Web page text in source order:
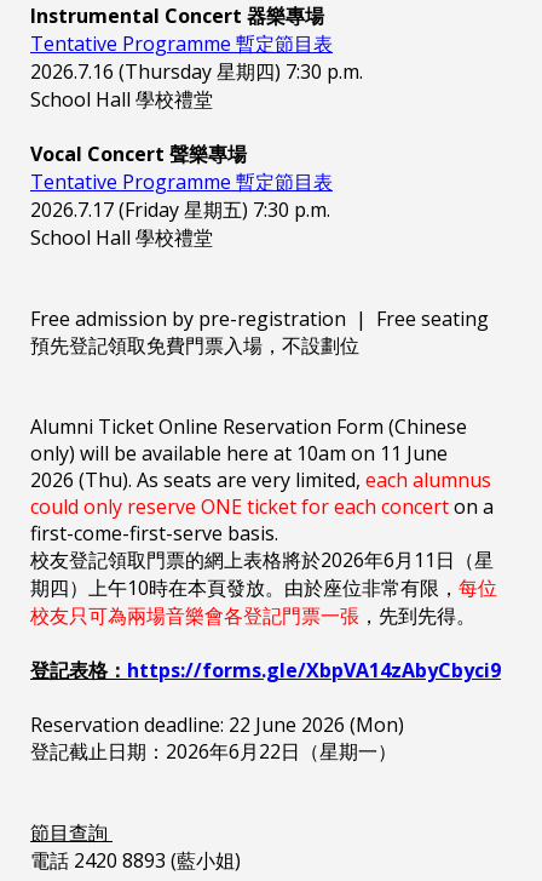
Instrumental Concert 器樂專場
Tentative Programme 暫定節目表
2026.7.16 (Thursday 星期四) 7:30 p.m.
School Hall 學校禮堂
Vocal Concert 聲樂專場
Tentative Programme 暫定節目表
2026.7.17 (Friday 星期五) 7:30 p.m.
School Hall 學校禮堂
Free admission by pre-registration | Free seating
預先登記領取免費門票入場，不設劃位
Alumni Ticket Online Reservation Form (Chinese
only) will be available here at 10am on 11 June
2026 (Thu). As seats are very limited, each alumnus
could only reserve ONE ticket for each concerton a
first-come-first-serve basis.
校友登記領取門票的網上表格將於2026年6月11日（星
期四）上午10時在本頁發放。由於座位非常有限， 每位
校友只可為兩場音樂會各登記門票一張 ，先到先得。
登記表格： https://forms.gle/XbpVA14zAbyCbyci9
Reservation deadline: 22 June 2026 (Mon)
登記截止日期：2026年6月22日（星期一）
節目查詢
電話 2420 8893 (藍小姐)